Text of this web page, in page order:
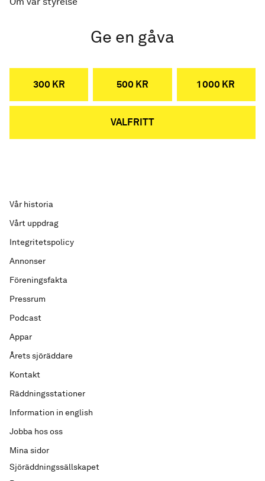
Ge en gåva
300 KR 500 KR 1 000 KR
VALFRITT
Sjöräddningssällskapet
Vår historia
Vårt uppdrag
Integritetspolicy
Annonser
Föreningsfakta
Pressrum
Podcast
Appar
Årets sjöräddare
Kontakt
Räddningsstationer
Information in english
Jobba hos oss
Mina sidor